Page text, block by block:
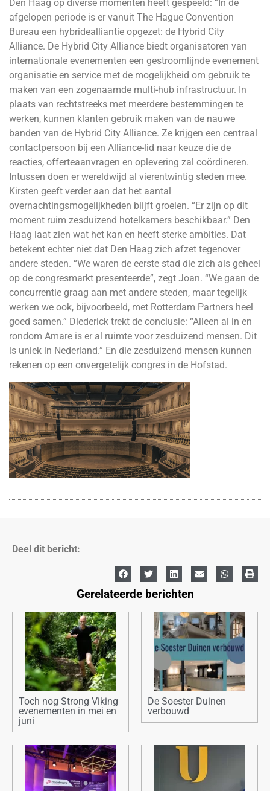
Den Haag op diverse momenten heeft gespeeld: “In de
afgelopen periode is er vanuit The Hague Convention
Bureau een hybridealliantie opgezet: de Hybrid City
Alliance. De Hybrid City Alliance biedt organisatoren van
internationale evenementen een gestroomlijnde evenement
organisatie en service met de mogelijkheid om gebruik te
maken van een zogenaamde multi-hub infrastructuur. In
plaats van rechtstreeks met meerdere bestemmingen te
werken, kunnen klanten gebruik maken van de nauwe
banden van de Hybrid City Alliance. Ze krijgen een centraal
contactpersoon bij een Alliance-lid naar keuze die de
reacties, offerteaanvragen en oplevering zal coördineren.
Intussen doen er wereldwijd al vierentwintig steden mee.
Kirsten geeft verder aan dat het aantal
overnachtingsmogelijkheden blijft groeien. “Er zijn op dit
moment ruim zesduizend hotelkamers beschikbaar.” Den
Haag laat zien wat het kan en heeft sterke ambities. Dat
betekent echter niet dat Den Haag zich afzet tegenover
andere steden. “We waren de eerste stad die zich als geheel
op de congresmarkt presenteerde”, zegt Joan. “We gaan de
concurrentie graag aan met andere steden, maar tegelijk
werken we ook, bijvoorbeeld, met Rotterdam Partners heel
goed samen.” Diederick trekt de conclusie: “Alleen al in en
rondom Amare is er al ruimte voor zesduizend mensen. Dit
is uniek in Nederland.” En die zesduizend mensen kunnen
rekenen op een onvergetelijk congres in de Hofstad.
Deel dit bericht:
Gerelateerde berichten
Toch nog Strong Viking
evenementen in mei en
juni
De Soester Duinen
verbouwd